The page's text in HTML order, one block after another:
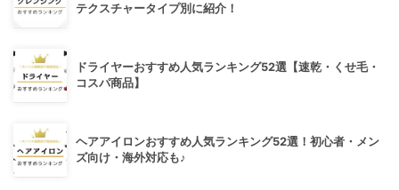
テクスチャータイプ別に紹介！
ドライヤーおすすめ人気ランキング52選【速乾・くせ毛・
コスパ商品】
ヘアアイロンおすすめ人気ランキング52選！初心者・メン
ズ向け・海外対応も♪